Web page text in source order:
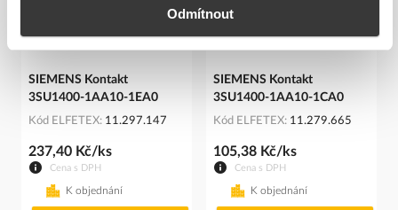
Odmítnout
SIEMENS Kontakt
3SU1400-1AA10-1EA0
Kód ELFETEX 11.297.147
Cena s DPH
237,40 Kč/ks
K objednání
SIEMENS Kontakt
3SU1400-1AA10-1CA0
Kód ELFETEX 11.279.665
Cena s DPH
105,38 Kč/ks
K objednání